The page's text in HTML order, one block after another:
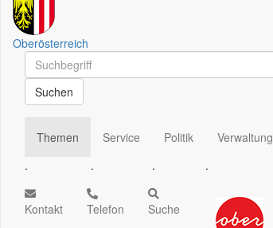
Oberösterreich
Schnellsuche
Schnellsuche
Suchen
Themen
.
Service
.
Politik
.
Verwaltung
.
Kontakt
Telefon
Suche